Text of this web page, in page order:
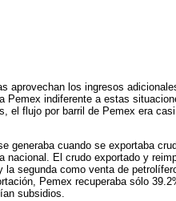
aprovechan los ingresos
Pemex indiferente a estas
el flujo por barril de Pemex era
generaba cuando se exportaba
El crudo exportado y
segunda como venta de
Pemex recuperaba sólo
subsidios.